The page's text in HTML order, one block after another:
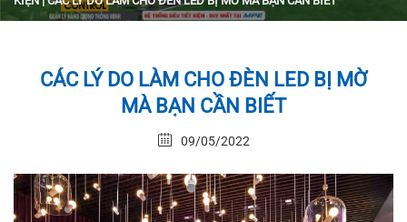
CÁC LÝ DO LÀM CHO ĐÈN LED BỊ MỜ
MÀ BẠN CẦN BIẾT
09/05/2022